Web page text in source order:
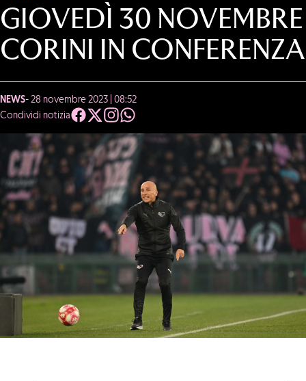
GIOVEDÌ 30 NOVEMBRE
CORINI IN CONFERENZA
NEWS- 28 novembre 2023 | 08:52
Condividi notizia